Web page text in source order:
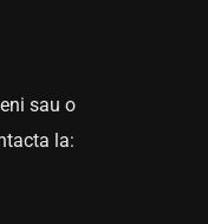
sau o
la: